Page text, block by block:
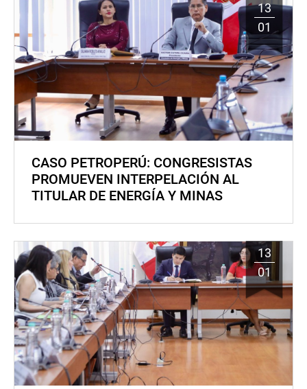
13
01
CASO PETROPERÚ: CONGRESISTAS
PROMUEVEN INTERPELACIÓN AL
TITULAR DE ENERGÍA Y MINAS
13
01